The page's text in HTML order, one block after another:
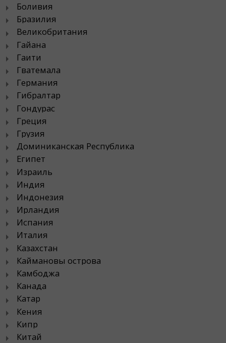
Боливия
Бразилия
Великобритания
Гайана
Гаити
Гватемала
Германия
Гибралтар
Гондурас
Греция
Грузия
Доминиканская Республика
Египет
Израиль
Индия
Индонезия
Ирландия
Испания
Италия
Казахстан
Каймановы острова
Камбоджа
Канада
Катар
Кения
Кипр
Китай